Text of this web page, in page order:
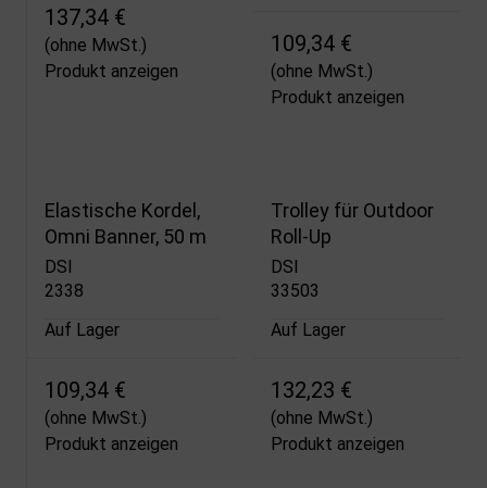
137,34 €
(ohne MwSt.)
Produkt anzeigen
109,34 €
(ohne MwSt.)
Produkt anzeigen
Elastische Kordel,
Omni Banner, 50 m
DSI
2338
Auf Lager
109,34 €
(ohne MwSt.)
Produkt anzeigen
Trolley für Outdoor
Roll-Up
DSI
33503
Auf Lager
132,23 €
(ohne MwSt.)
Produkt anzeigen